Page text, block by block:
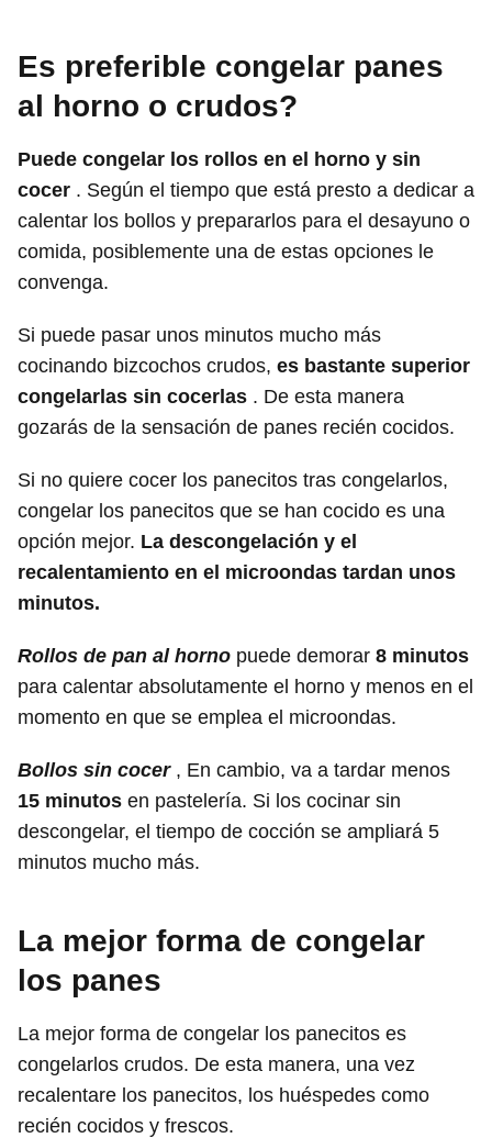
Es preferible congelar panes
al horno o crudos?
Puede congelar los rollos en el horno y sin
cocer . Según el tiempo que está presto a dedicar a
calentar los bollos y prepararlos para el desayuno o
comida, posiblemente una de estas opciones le
convenga.
Si puede pasar unos minutos mucho más
cocinando bizcochos crudos, es bastante superior
congelarlas sin cocerlas . De esta manera
gozarás de la sensación de panes recién cocidos.
Si no quiere cocer los panecitos tras congelarlos,
congelar los panecitos que se han cocido es una
opción mejor. La descongelación y el
recalentamiento en el microondas tardan unos
minutos.
Rollos de pan al horno puede demorar 8 minutos
para calentar absolutamente el horno y menos en el
momento en que se emplea el microondas.
Bollos sin cocer, En cambio, va a tardar menos
15 minutos en pastelería. Si los cocinar sin
descongelar, el tiempo de cocción se ampliará 5
minutos mucho más.
La mejor forma de congelar
los panes
La mejor forma de congelar los panecitos es
congelarlos crudos. De esta manera, una vez
recalentare los panecitos, los huéspedes como
recién cocidos y frescos.